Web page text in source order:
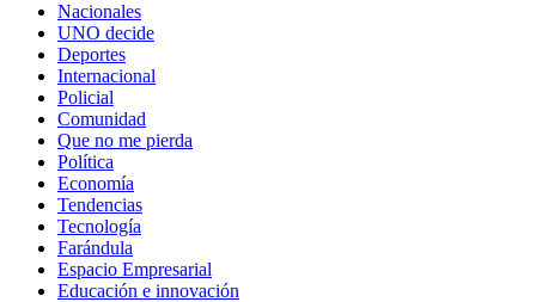
Nacionales
UNO decide
Deportes
Internacional
Policial
Comunidad
Que no me pierda
Política
Economía
Tendencias
Tecnología
Farándula
Espacio Empresarial
Educación e innovación